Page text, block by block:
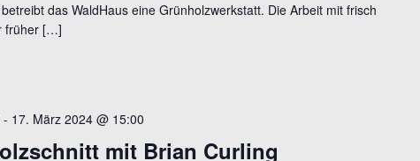
das WaldHaus eine Grünholzwerkstatt. Die Arbeit mit frisch
früher […]
mit Brian Curling
- 17. März 2024 @ 15:00